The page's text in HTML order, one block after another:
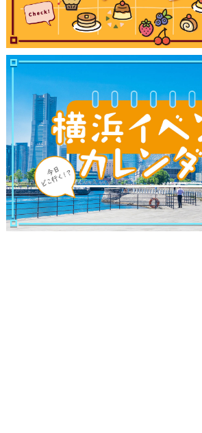
観光ガイド
ブログ記事
サイトについて